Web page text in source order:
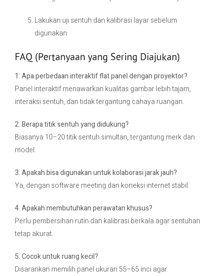
Lakukan uji sentuh dan kalibrasi layar sebelum
digunakan
FAQ (Pertanyaan yang Sering Diajukan)
1. Apa perbedaan interaktif flat panel dengan proyektor?
Panel interaktif menawarkan kualitas gambar lebih tajam,
interaksi sentuh, dan tidak tergantung cahaya ruangan.
2. Berapa titik sentuh yang didukung?
Biasanya 10–20 titik sentuh simultan, tergantung merk dan
model.
3. Apakah bisa digunakan untuk kolaborasi jarak jauh?
Ya, dengan software meeting dan koneksi internet stabil.
4. Apakah membutuhkan perawatan khusus?
Perlu pembersihan rutin dan kalibrasi berkala agar sentuhan
tetap akurat.
5. Cocok untuk ruang kecil?
Disarankan memilih panel ukuran 55–65 inci agar